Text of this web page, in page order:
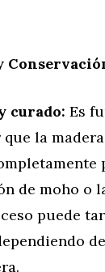
curado: Es
la
de moho o
puede